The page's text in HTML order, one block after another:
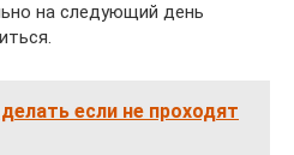
на следующий день
если не проходят